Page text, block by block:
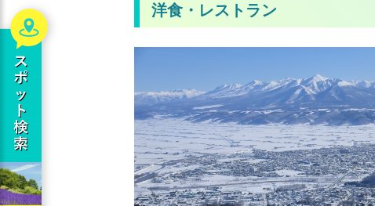
洋食・レストラン